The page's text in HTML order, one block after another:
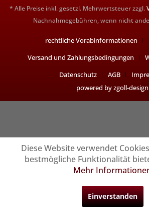
* Alle Preise inkl. gesetzl. Mehrwertsteuer zzgl.
Nachnahmegebühren, wenn nicht
rechtliche Vorabinformationen
Versand und Zahlungsbedingungen
Datenschutz
AGB
powered by zgoll-design
Diese Website verwendet
bestmögliche Funktionalität
Mehr
Einverstanden